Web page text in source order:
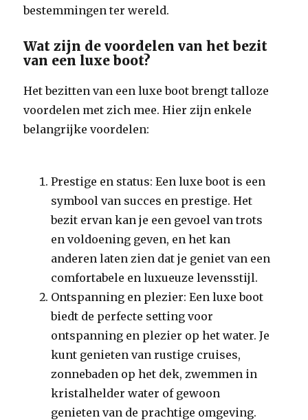
bestemmingen ter wereld.
Wat zijn de voordelen van het bezit
van een luxe boot?
Het bezitten van een luxe boot brengt talloze
voordelen met zich mee. Hier zijn enkele
belangrijke voordelen:
Prestige en status: Een luxe boot is een
symbool van succes en prestige. Het
bezit ervan kan je een gevoel van trots
en voldoening geven, en het kan
anderen laten zien dat je geniet van een
comfortabele en luxueuze levensstijl.
Ontspanning en plezier: Een luxe boot
biedt de perfecte setting voor
ontspanning en plezier op het water. Je
kunt genieten van rustige cruises,
zonnebaden op het dek, zwemmen in
kristalhelder water of gewoon
genieten van de prachtige omgeving.